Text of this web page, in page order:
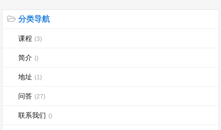
分类导航
课程 (3)
简介 ()
地址 (1)
问答 (27)
联系我们 ()